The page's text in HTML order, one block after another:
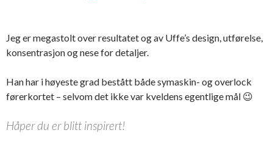
Jeg er megastolt over resultatet og av Uffe’s design, utførelse,
konsentrasjon og nese for detaljer.
Han har i høyeste grad bestått både symaskin- og overlock
førerkortet – selvom det ikke var kveldens egentlige mål 😉
Håper du er blitt inspirert!